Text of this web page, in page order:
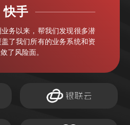
快手
务以来，帮我们发现很多潜
了我们所有的业务系统和资
了风险面。